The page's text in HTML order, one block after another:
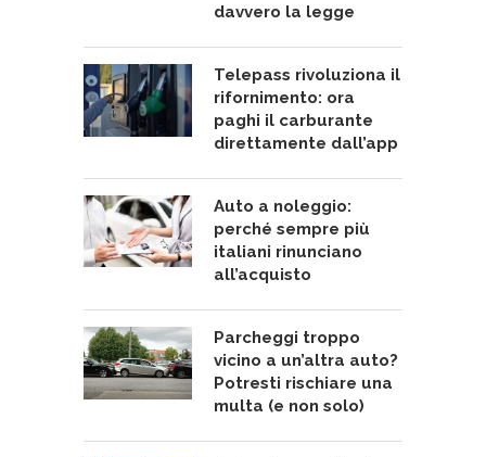
davvero la legge
Telepass rivoluziona il
rifornimento: ora
paghi il carburante
direttamente dall’app
Auto a noleggio:
perché sempre più
italiani rinunciano
all’acquisto
Parcheggi troppo
vicino a un’altra auto?
Potresti rischiare una
multa (e non solo)